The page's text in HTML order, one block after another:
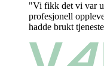
"Vi fikk det vi var
profesjonell
hadde brukt